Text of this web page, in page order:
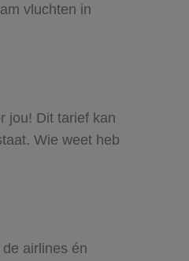
vluchten in
jou! Dit tarief kan
Wie weet heb
airlines én